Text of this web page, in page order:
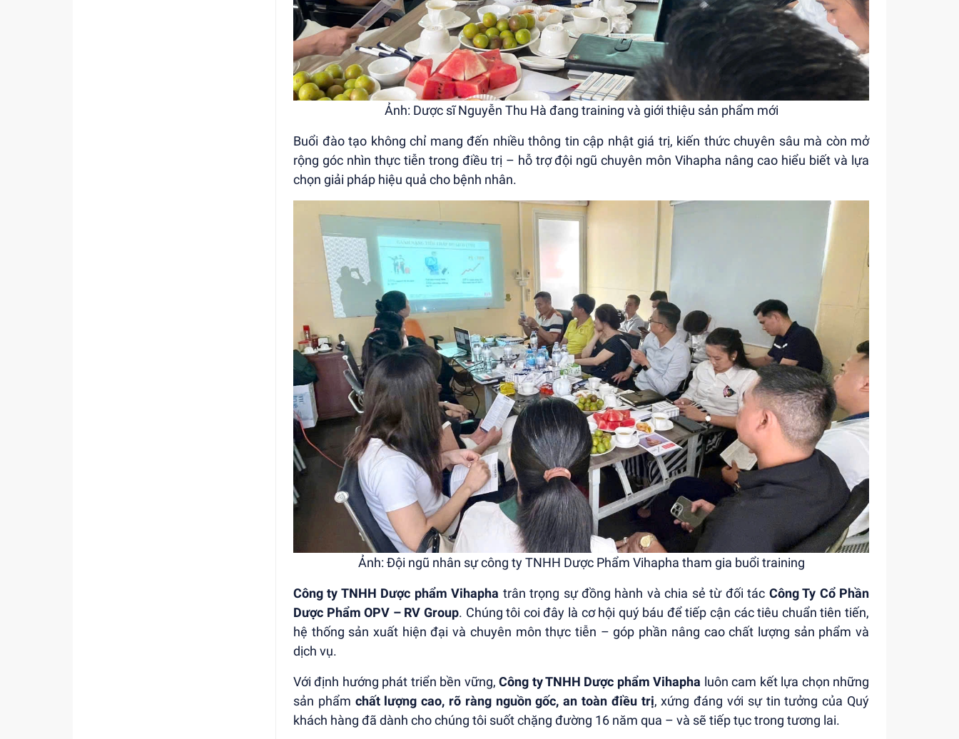
Ảnh: Dược sĩ Nguyễn Thu Hà đang training và giới thiệu sản phẩm mới
Buổi đào tạo không chỉ mang đến nhiều thông tin cập nhật giá trị, kiến thức chuyên sâu mà còn mở
rộng góc nhìn thực tiễn trong điều trị – hỗ trợ đội ngũ chuyên môn Vihapha nâng cao hiểu biết và lựa
chọn giải pháp hiệu quả cho bệnh nhân.
Ảnh: Đội ngũ nhân sự công ty TNHH Dược Phẩm Vihapha tham gia buổi training
Công ty TNHH Dược phẩm Vihapha trân trọng sự đồng hành và chia sẻ từ đối tác Công Ty Cổ Phần
Dược Phẩm OPV – RV Group. Chúng tôi coi đây là cơ hội quý báu để tiếp cận các tiêu chuẩn tiên tiến,
hệ thống sản xuất hiện đại và chuyên môn thực tiễn – góp phần nâng cao chất lượng sản phẩm và
dịch vụ.
Với định hướng phát triển bền vững,Công ty TNHH Dược phẩm Vihapha luôn cam kết lựa chọn những
sản phẩm chất lượng cao, rõ ràng nguồn gốc, an toàn điều trị, xứng đáng với sự tin tưởng của Quý
khách hàng đã dành cho chúng tôi suốt chặng đường 16 năm qua – và sẽ tiếp tục trong tương lai.